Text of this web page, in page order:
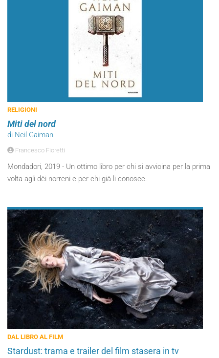
RELIGIONI
Miti del nord
di Neil Gaiman
Francesco Fioretti
Mondadori, 2019 - Un ottimo libro per chi si avvicina per la prima
volta agli dèi norreni e per chi già li conosce.
DAL LIBRO AL FILM
Stardust: trama e trailer del film stasera in tv